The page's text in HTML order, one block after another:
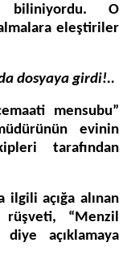
biliniyordu. O
eleştiriler
dosyaya girdi!..
mensubu”
evinin
tarafından
ilgili açığa alınan
“Menzil
açıklamaya